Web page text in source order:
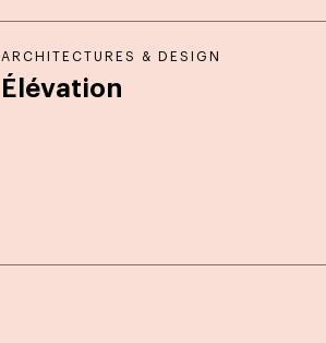
ARCHITECTURES & DESIGN
Élévation